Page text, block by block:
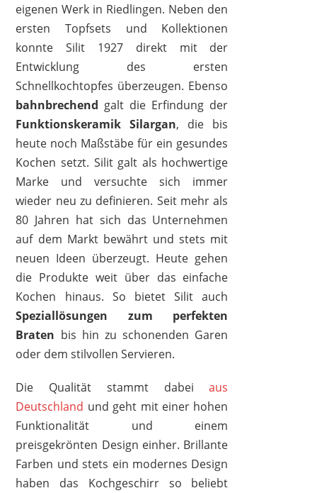
69,99 €*
SILIT
29,99 €25,77 €
eigenen Werk in Riedlingen. Neben den
ersten Topfsets und Kollektionen
konnte Silit 1927 direkt mit der
Entwicklung des ersten
Schnellkochtopfes überzeugen. Ebenso
bahnbrechend galt die Erfindung der
Funktionskeramik Silargan, die bis
heute noch Maßstäbe für ein gesundes
Kochen setzt. Silit galt als hochwertige
Marke und versuchte sich immer
wieder neu zu definieren. Seit mehr als
80 Jahren hat sich das Unternehmen
auf dem Markt bewährt und stets mit
neuen Ideen überzeugt. Heute gehen
die Produkte weit über das einfache
Kochen hinaus. So bietet Silit auch
Speziallösungen zum perfekten
Braten bis hin zu schonenden Garen
oder dem stilvollen Servieren.
Die Qualität stammt dabeiaus
Deutschland und geht mit einer hohen
Funktionalität und einem
preisgekrönten Design einher. Brillante
Farben und stets ein modernes Design
haben das Kochgeschirr so beliebt